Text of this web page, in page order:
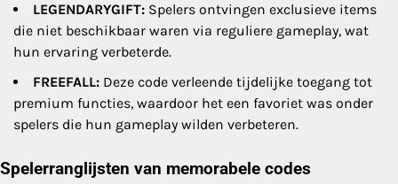
LEGENDARYGIFT: Spelers ontvingen exclusieve items
die niet beschikbaar waren via reguliere gameplay, wat
hun ervaring verbeterde.
FREEFALL: Deze code verleende tijdelijke toegang tot
premium functies, waardoor het een favoriet was onder
spelers die hun gameplay wilden verbeteren.
Spelerranglijsten van memorabele codes